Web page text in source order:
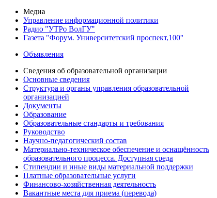
Медиа
Управление информационной политики
Радио "УТРо ВолГУ"
Газета "Форум. Университетский проспект,100"
Объявления
Сведения об образовательной организации
Основные сведения
Структура и органы управления образовательной
организацией
Документы
Образование
Образовательные стандарты и требования
Руководство
Научно-педагогический состав
Материально-техническое обеспечение и оснащённость
образовательного процесса. Доступная среда
Стипендии и иные виды материальной поддержки
Платные образовательные услуги
Финансово-хозяйственная деятельность
Вакантные места для приема (перевода)